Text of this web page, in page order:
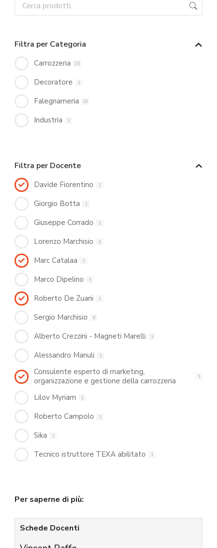
Filtra per Categoria
Carrozzeria 15
Decoratore 1
Falegnameria 10
Industria 1
Filtra per Docente
Davide Fiorentino 1
Giorgio Botta 1
Giuseppe Corrado 1
Lorenzo Marchisio 3
Marc Catalaa 1
Marco Dipelino 3
Roberto De Zuani 1
Sergio Marchisio 6
Alberto Crezzini - Magneti Marelli 1
Alessandro Manuli 1
Consulente esperto di marketing,
organizzazione e gestione della carrozzeria
1
Lilov Myriam 1
Roberto Campolo 1
Sika 1
Tecnico istruttore TEXA abilitato 1
Per saperne di più:
Schede Docenti